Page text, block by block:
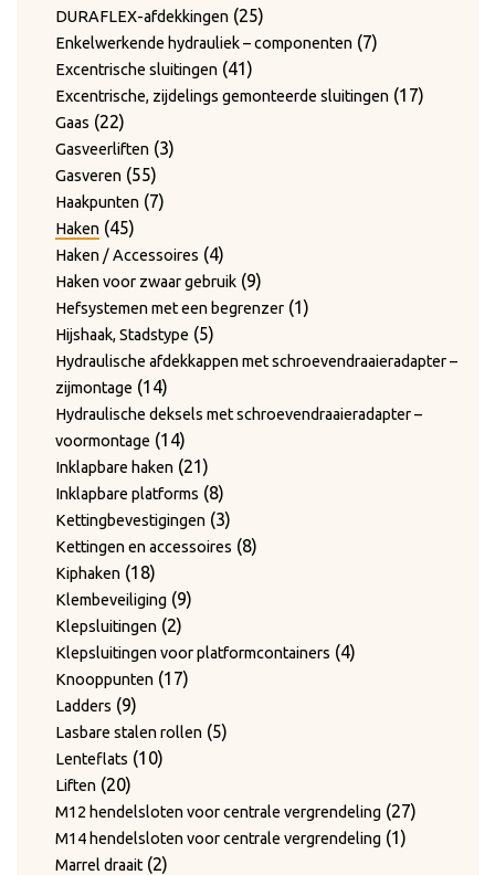
DURAFLEX-afdekkingen 2525
producten
Enkelwerkende hydrauliek – componenten 77
Excentrische sluitingen 4141
producten
Excentrische, zijdelings gemonteerde sluitingen 1717
Gaas 2222
producten
Gasveerliften 33
Gasveren 5555
producten
Haakpunten 77
Haken 4545
producten
Haken / Accessoires 44
producten
Haken voor zwaar gebruik 99
producten
Hefsystemen met een begrenzer 11
Hijshaak, Stadstype 55
producten
Hydraulische afdekkappen met schroevendraaieradapter –
zijmontage
1414
producten
Hydraulische deksels met schroevendraaieradapter –
voormontage
1414
producten
Inklapbare haken 2121
producten
Inklapbare platforms 88
producten
Kettingbevestigingen 33
producten
Kettingen en accessoires 88
Kiphaken 1818
producten
Klembeveiliging 99
Klepsluitingen 22
producten
Klepsluitingen voor platformcontainers 44
Knooppunten 1717
Ladders 99
producten
Lasbare stalen rollen 55
Lenteflats 1010
Liften 2020
producten
M12 hendelsloten voor centrale vergrendeling 2727
M14 hendelsloten voor centrale vergrendeling 11
Marrel draait 22